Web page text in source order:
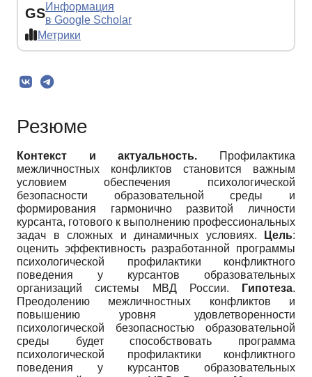
GSИнформация
в Google Scholar
Метрики
Резюме
Контекст и актуальность.
Профилактика
межличностных конфликтов становится важным
условием обеспечения психологической
безопасности образовательной среды и
формирования гармонично развитой личности
курсанта, готового к выполнению профессиональных
задач в сложных и динамичных условиях.
Цель:
оценить эффективность разработанной программы
психологической профилактики конфликтного
поведения у курсантов образовательных
организаций системы МВД России.
Гипотеза.
Преодолению межличностных конфликтов и
повышению уровня удовлетворенности
психологической безопасностью образовательной
среды будет способствовать программа
психологической профилактики конфликтного
поведения у курсантов образовательных